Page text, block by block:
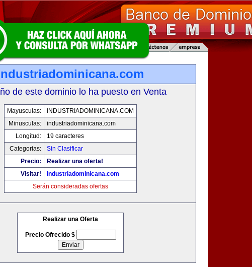
de este dominio lo ha puesto en Venta
Mayusculas:
INDUSTRIADOMINICANA.COM
Minusculas:
industriadominicana.com
Longitud:
19 caracteres
Categorias:
Sin Clasificar
Precio:
Realizar una oferta!
Visitar!
industriadominicana.com
Serán consideradas ofertas
Realizar una Oferta
Precio Ofrecido $